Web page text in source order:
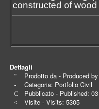
constructed of
Dettagli
Prodotto da - Produced
Categoria: Portfolio Civil
Pubblicato - Published:
Visite - Visits: 5305